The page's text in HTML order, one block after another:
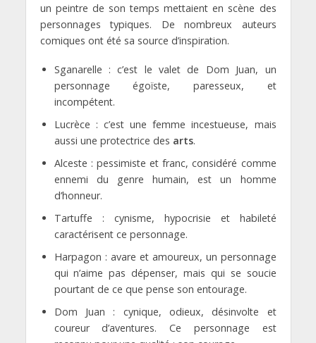
un peintre de son temps mettaient en scène des
personnages typiques. De nombreux auteurs
comiques ont été sa source d’inspiration.
Sganarelle : c’est le valet de Dom Juan, un
personnage égoïste, paresseux, et
incompétent.
Lucrèce : c’est une femme incestueuse, mais
aussi une protectrice des arts.
Alceste : pessimiste et franc, considéré comme
ennemi du genre humain, est un homme
d’honneur.
Tartuffe : cynisme, hypocrisie et habileté
caractérisent ce personnage.
Harpagon : avare et amoureux, un personnage
qui n’aime pas dépenser, mais qui se soucie
pourtant de ce que pense son entourage.
Dom Juan : cynique, odieux, désinvolte et
coureur d’aventures. Ce personnage est